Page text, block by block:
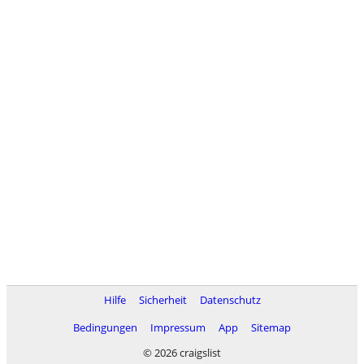
Hilfe Sicherheit
Datenschutz
Bedingungen
Impressum App
Sitemap
© 2026 craigslist